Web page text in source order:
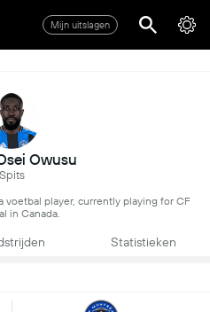
Mijn uitslagen
Owusu
Spits
voetbal player, currently playing for CF
in Canada.
Statistieken